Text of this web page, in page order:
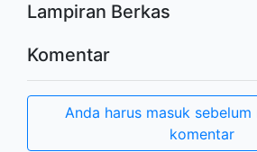
Lampiran Berkas
Komentar
Anda harus masuk
komentar